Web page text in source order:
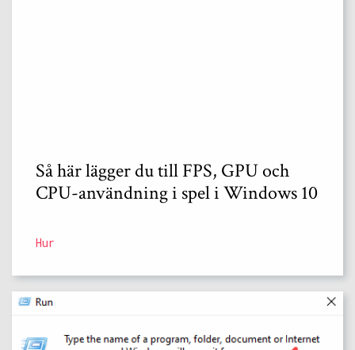
Så här lägger du till FPS, GPU och
CPU-användning i spel i Windows 10
Hur